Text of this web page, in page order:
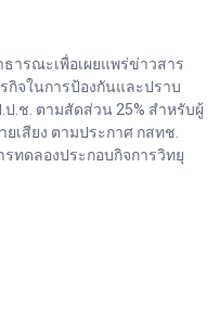
ารณะเพื่อเผยแพร่ข่าวสาร
กิจในการป้องกันและปราบ
.ช. ตามสัดส่วน 25% สำหรับผู้
เสียง ตามประกาศ กสทช.
ทดลองประกอบกิจการวิทยุ